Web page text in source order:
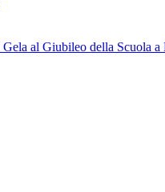
al Giubileo della Scuola a